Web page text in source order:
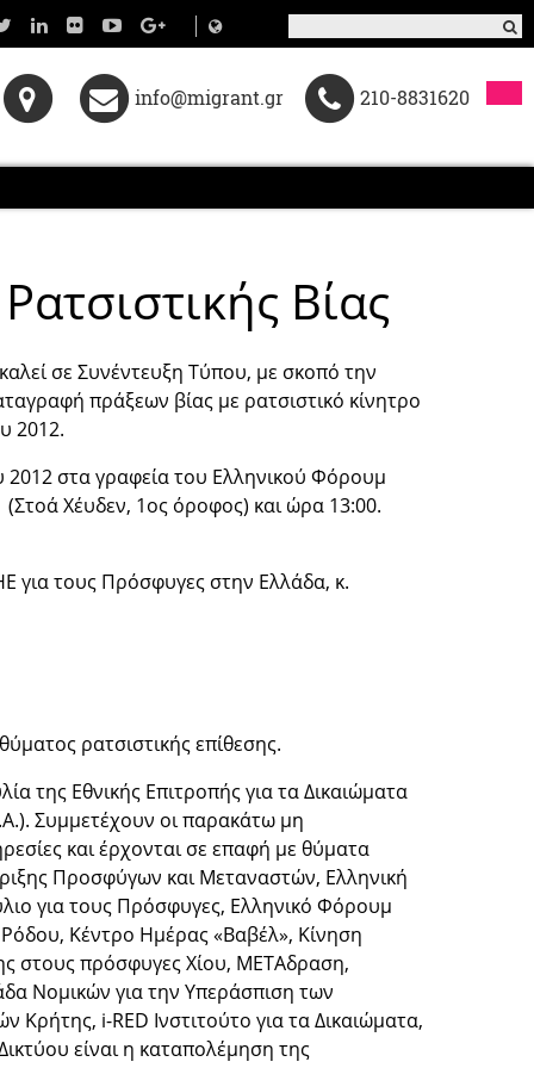
info@migrant.gr 210-8831620
Βίας
σε Συνέντευξη Τύπου, με σκοπό την
πράξεων βίας με ρατσιστικό κίνητρο
2012.
στα γραφεία του Ελληνικού Φόρουμ
Χέυδεν, 1ος όροφος) και ώρα 13:00.
για τους Πρόσφυγες στην Ελλάδα, κ.
ρατσιστικής επίθεσης.
της Εθνικής Επιτροπής για τα Δικαιώματα
Συμμετέχουν οι παρακάτω μη
και έρχονται σε επαφή με θύματα
Προσφύγων και Μεταναστών, Ελληνική
για τους Πρόσφυγες, Ελληνικό Φόρουμ
Κέντρο Ημέρας «Βαβέλ», Κίνηση
στους πρόσφυγες Χίου, ΜETAδραση,
Νομικών για την Υπεράσπιση των
i-RED Ινστιτούτο για τα Δικαιώματα,
είναι η καταπολέμηση της